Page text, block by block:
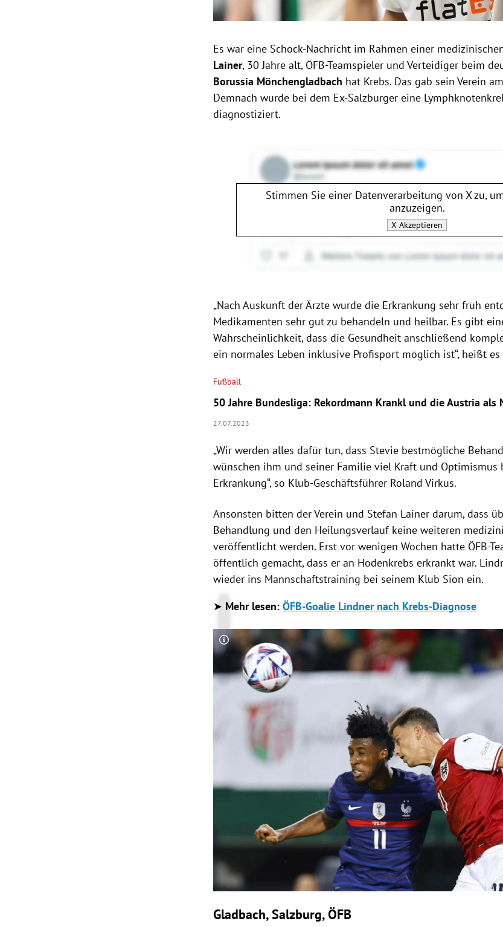
Es war eine Schock-Nachricht im Rahmen einer
Lainer, 30 Jahre alt, ÖFB-Teamspieler und Verteidiger beim
Borussia Mönchengladbach hat Krebs. Das gab sein Verein
Demnach wurde bei dem Ex-Salzburger eine
diagnostiziert.
Stimmen Sie einer Datenverarbeitung von Xzu,
anzuzeigen.
X Akzeptieren
„Nach Auskunft der Ärzte wurde die Erkrankung sehr früh
Medikamenten sehr gut zu behandeln und heilbar. Es gibt
Wahrscheinlichkeit, dass die Gesundheit anschließend
ein normales Leben inklusive Profisport möglich ist“, heißt es
Fußball
50 Jahre Bundesliga: Rekordmann Krankl und die Austria als
27.07.2023
„Wir werden alles dafür tun, dass Stevie bestmögliche
wünschen ihm und seiner Familie viel Kraft und Optimismus
Erkrankung“, so Klub-Geschäftsführer Roland Virkus.
Ansonsten bitten der Verein und Stefan Lainer darum, dass
Behandlung und den Heilungsverlauf keine weiteren
veröffentlicht werden. Erst vor wenigen Wochen hatte ÖFB-
öffentlich gemacht, dass er an Hodenkrebs erkrankt war.
wieder ins Mannschaftstraining bei seinem Klub Sion ein.
➤ Mehr lesen:ÖFB-Goalie Lindner nach Krebs-Diagnose
Copyright-Hinweis öffnen/schließen
Gladbach, Salzburg, ÖFB